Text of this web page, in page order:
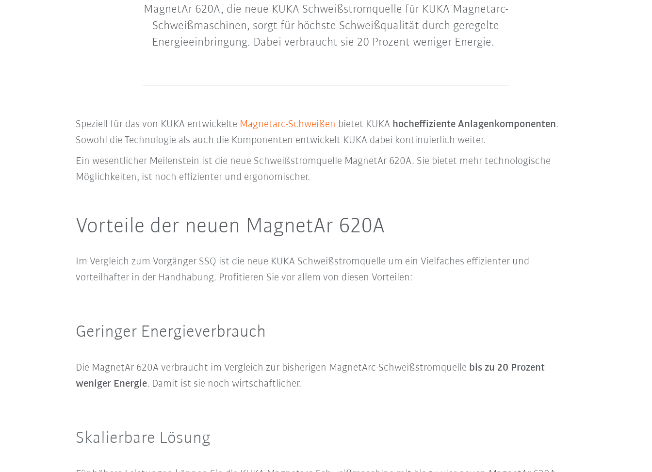
MagnetAr 620A, die neue KUKA Schweißstromquelle für KUKA Magnetarc-
Schweißmaschinen, sorgt für höchste Schweißqualität durch geregelte
Energieeinbringung. Dabei verbraucht sie 20 Prozent weniger Energie.
Speziell für das von KUKA entwickelte Magnetarc-Schweißen bietet KUKA hocheffiziente Anlagenkomponenten.
Sowohl die Technologie als auch die Komponenten entwickelt KUKA dabei kontinuierlich weiter.
Ein wesentlicher Meilenstein ist die neue Schweißstromquelle MagnetAr 620A. Sie bietet mehr technologische
Möglichkeiten, ist noch effizienter und ergonomischer.
Vorteile der neuen MagnetAr 620A
Im Vergleich zum Vorgänger SSQ ist die neue KUKA Schweißstromquelle um ein Vielfaches effizienter und
vorteilhafter in der Handhabung. Profitieren Sie vor allem von diesen Vorteilen:
Geringer Energieverbrauch
Die MagnetAr 620A verbraucht im Vergleich zur bisherigen MagnetArc-Schweißstromquelle bis zu 20 Prozent
weniger Energie. Damit ist sie noch wirtschaftlicher.
Skalierbare Lösung